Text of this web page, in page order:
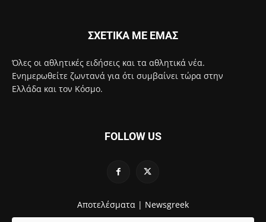
ΣΧΕΤΙΚΑ ΜΕ ΕΜΑΣ
Όλες οι αθλητικές ειδήσεις και τα αθλητικά νέα.
Ενημερωθείτε ζωντανά για ότι συμβαίνει τώρα στην
Ελλάδα και τον Κόσμο.
FOLLOW US
Αποτελέσματα | Newsgreek